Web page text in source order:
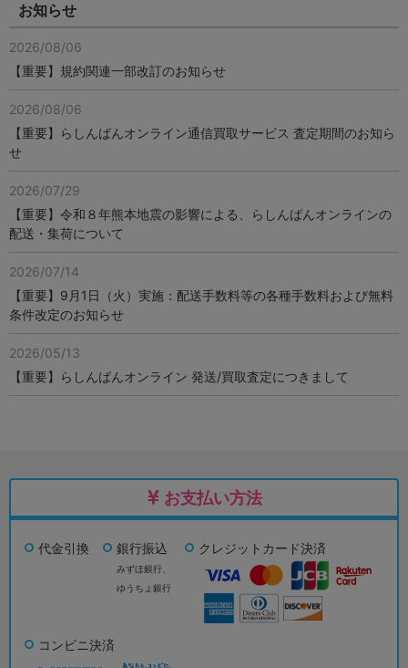
お知らせ
2026/08/06
【重要】規約関連一部改訂のお知らせ
2026/08/06
【重要】らしんばんオンライン通信買取サービス 査定期間のお知ら
せ
2026/07/29
【重要】令和８年熊本地震の影響による、らしんばんオンラインの
配送・集荷について
2026/07/14
【重要】9月1日（火）実施：配送手数料等の各種手数料および無料
条件改定のお知らせ
2026/05/13
【重要】らしんばんオンライン 発送/買取査定につきまして
お支払い方法
代金引換 銀行振込
みずほ銀行、
ゆうちょ銀行
クレジットカード決済
コンビニ決済